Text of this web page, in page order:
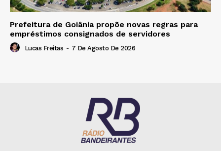
Prefeitura de Goiânia propõe novas regras para
empréstimos consignados de servidores
Lucas Freitas - 7 De Agosto De 2026